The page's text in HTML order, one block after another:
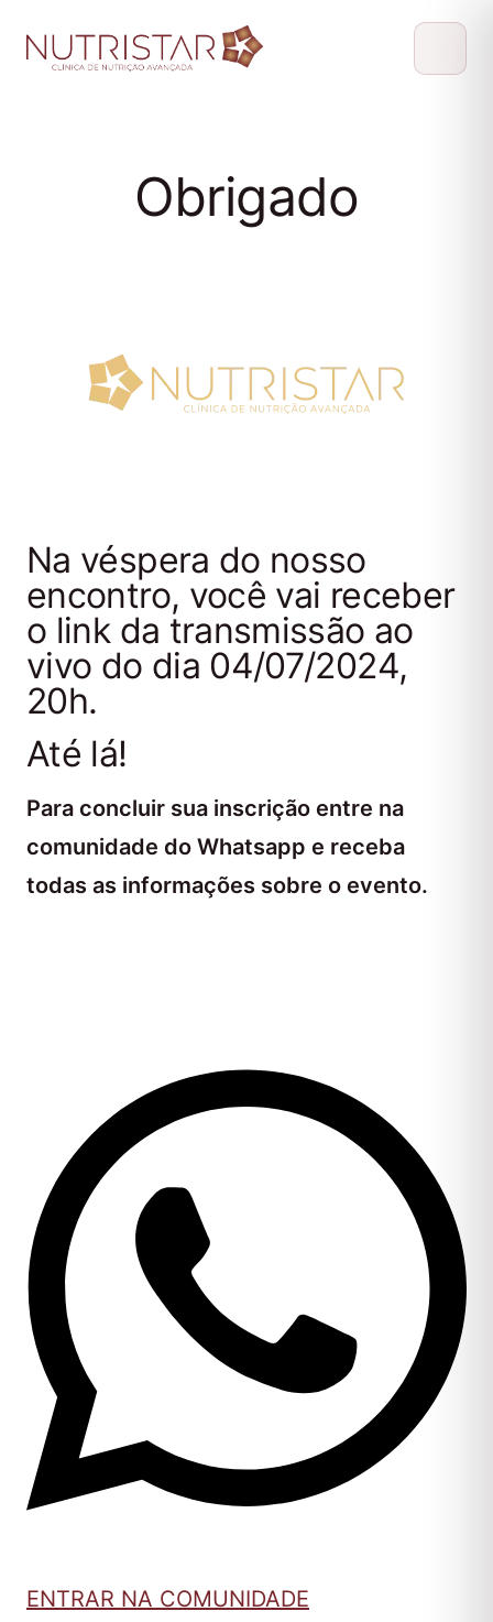
Obrigado
Na véspera do nosso
encontro, você vai receber
o link da transmissão ao
vivo do dia 04/07/2024,
20h.
Até lá!
Para concluir sua inscrição entre na
comunidade do Whatsapp e receba
todas as informações sobre o evento.
ENTRAR NA COMUNIDADE